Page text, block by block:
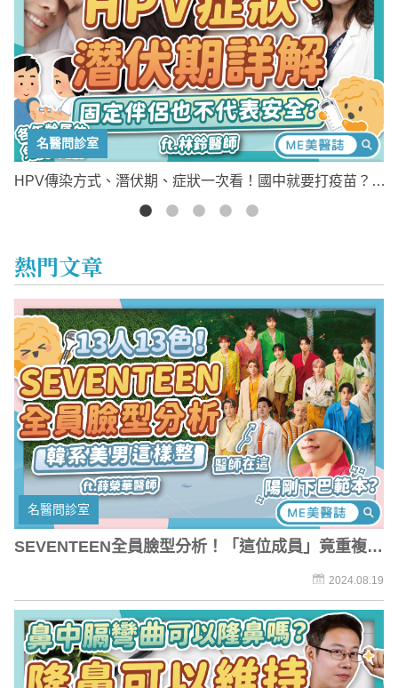
名醫問診室
HPV傳染方式、潛伏期、症狀一次看！國中就要打疫苗？
熱門文章
名醫問診室
SEVENTEEN全員臉型分析！「這位成員」竟重複上
2024.08.19